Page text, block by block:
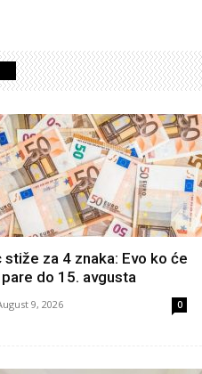
stiže za 4 znaka: Evo ko će
do 15. avgusta
9, 2026 0